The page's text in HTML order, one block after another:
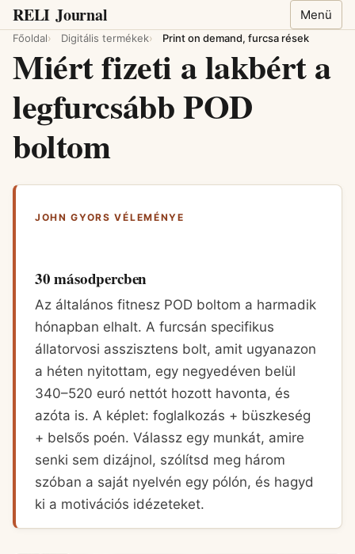
RELI Journal Menü
Főoldal Digitális termékek Print on demand, furcsa rések
Miért fizeti a lakbért a
legfurcsább POD
boltom
JOHN GYORS VÉLEMÉNYE
30 másodpercben
Az általános fitnesz POD boltom a harmadik
hónapban elhalt. A furcsán specifikus
állatorvosi asszisztens bolt, amit ugyanazon
a héten nyitottam, egy negyedéven belül
340–520 euró nettót hozott havonta, és
azóta is. A képlet: foglalkozás + büszkeség
+ belsős poén. Válassz egy munkát, amire
senki sem dizájnol, szólítsd meg három
szóban a saját nyelvén egy pólón, és hagyd
ki a motivációs idézeteket.